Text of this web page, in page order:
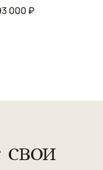
000 ₽
свои